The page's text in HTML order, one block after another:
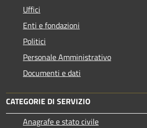
Uffici
Enti e fondazioni
Politici
Personale Amministrativo
Documenti e dati
CATEGORIE DI SERVIZIO
Anagrafe e stato civile